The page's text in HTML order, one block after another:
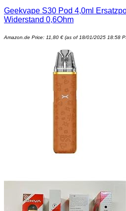
Geekvape S30 Pod 4,0ml
Widerstand 0,6Ohm
Amazon.de Price: 11,80 € (as of 18/01/2025 18:58